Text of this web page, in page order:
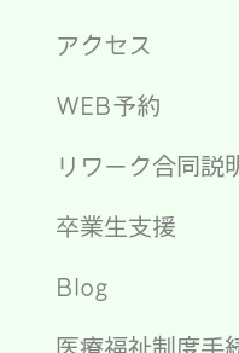
アクセス
WEB予約
リワーク合同説
卒業生支援
Blog
医療福祉制度手